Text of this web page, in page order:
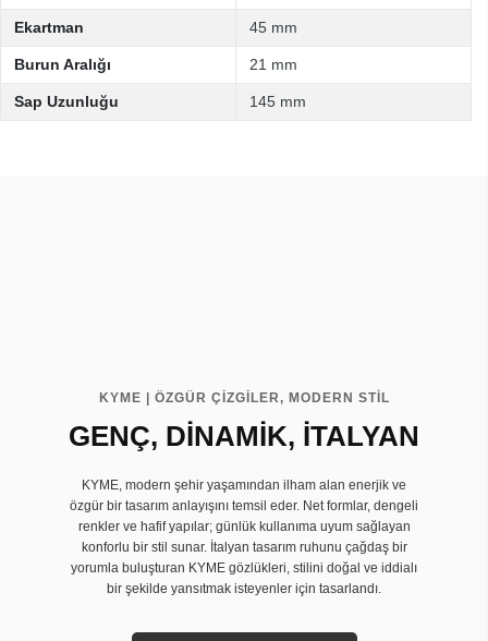
Ekartman 45 mm
Burun Aralığı 21 mm
Sap Uzunluğu 145 mm
KYME | ÖZGÜR ÇİZGİLER, MODERN STİL
GENÇ, DİNAMİK, İTALYAN
KYME, modern şehir yaşamından ilham alan enerjik ve
özgür bir tasarım anlayışını temsil eder. Net formlar, dengeli
renkler ve hafif yapılar; günlük kullanıma uyum sağlayan
konforlu bir stil sunar. İtalyan tasarım ruhunu çağdaş bir
yorumla buluşturan KYME gözlükleri, stilini doğal ve iddialı
bir şekilde yansıtmak isteyenler için tasarlandı.